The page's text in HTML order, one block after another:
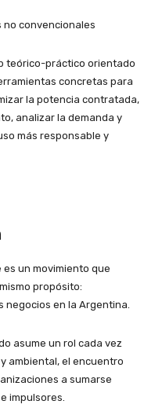
convencionales
teórico-práctico orientado
concretas para
la potencia contratada,
analizar la demanda y
más responsable y
un movimiento que
propósito:
negocios en la Argentina.
asume un rol cada vez
ambiental, el encuentro
a sumarse
impulsores.